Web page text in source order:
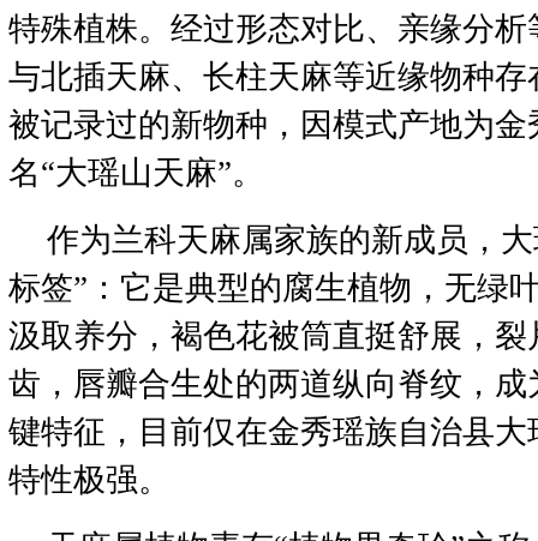
特殊植株。经过形态对比、亲缘分
与北插天麻、长柱天麻等近缘物种
被记录过的新物种，因模式产地为
名“大瑶山天麻”。
作为兰科天麻属家族的新成员，
标签”：它是典型的腐生植物，无绿
汲取养分，褐色花被筒直挺舒展，
齿，唇瓣合生处的两道纵向脊纹，
键特征，目前仅在金秀瑶族自治县
特性极强。